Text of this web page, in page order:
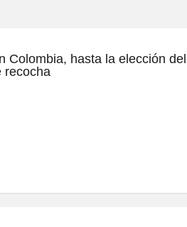
Colombia, hasta la elección del
recocha